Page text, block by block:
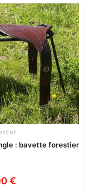
: bavette forestier
€